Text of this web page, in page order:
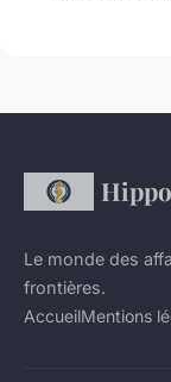
Le monde des
frontières.
AccueilMentions